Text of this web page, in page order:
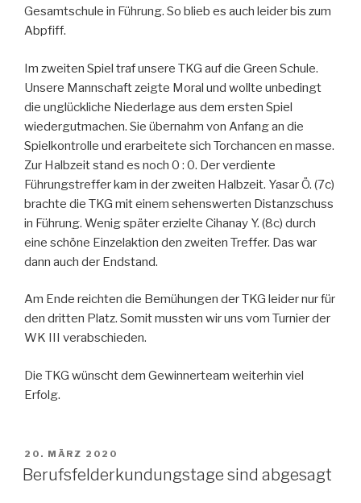
Gesamtschule in Führung. So blieb es auch leider bis zum
Abpfiff.
Im zweiten Spiel traf unsere TKG auf die Green Schule.
Unsere Mannschaft zeigte Moral und wollte unbedingt
die unglückliche Niederlage aus dem ersten Spiel
wiedergutmachen. Sie übernahm von Anfang an die
Spielkontrolle und erarbeitete sich Torchancen en masse.
Zur Halbzeit stand es noch 0 : 0. Der verdiente
Führungstreffer kam in der zweiten Halbzeit. Yasar Ö. (7c)
brachte die TKG mit einem sehenswerten Distanzschuss
in Führung. Wenig später erzielte Cihanay Y. (8c) durch
eine schöne Einzelaktion den zweiten Treffer. Das war
dann auch der Endstand.
Am Ende reichten die Bemühungen der TKG leider nur für
den dritten Platz. Somit mussten wir uns vom Turnier der
WK III verabschieden.
Die TKG wünscht dem Gewinnerteam weiterhin viel
Erfolg.
VERÖFFENTLICHT
AM
20. MÄRZ 2020
Berufsfelderkundungstage sind abgesagt